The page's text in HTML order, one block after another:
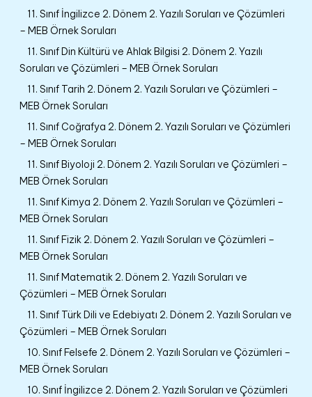
11. Sınıf İngilizce 2. Dönem 2. Yazılı Soruları ve Çözümleri
– MEB Örnek Soruları
11. Sınıf Din Kültürü ve Ahlak Bilgisi 2. Dönem 2. Yazılı
Soruları ve Çözümleri – MEB Örnek Soruları
11. Sınıf Tarih 2. Dönem 2. Yazılı Soruları ve Çözümleri –
MEB Örnek Soruları
11. Sınıf Coğrafya 2. Dönem 2. Yazılı Soruları ve Çözümleri
– MEB Örnek Soruları
11. Sınıf Biyoloji 2. Dönem 2. Yazılı Soruları ve Çözümleri –
MEB Örnek Soruları
11. Sınıf Kimya 2. Dönem 2. Yazılı Soruları ve Çözümleri –
MEB Örnek Soruları
11. Sınıf Fizik 2. Dönem 2. Yazılı Soruları ve Çözümleri –
MEB Örnek Soruları
11. Sınıf Matematik 2. Dönem 2. Yazılı Soruları ve
Çözümleri – MEB Örnek Soruları
11. Sınıf Türk Dili ve Edebiyatı 2. Dönem 2. Yazılı Soruları ve
Çözümleri – MEB Örnek Soruları
10. Sınıf Felsefe 2. Dönem 2. Yazılı Soruları ve Çözümleri –
MEB Örnek Soruları
10. Sınıf İngilizce 2. Dönem 2. Yazılı Soruları ve Çözümleri